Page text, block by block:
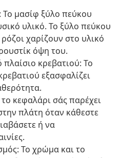
μασίφ ξύλο πεύκου
υλικό. Το ξύλο πεύκου
ρόζοι χαρίζουν στο υλικό
όψη του.
κρεβατιού: Το
εξασφαλίζει
κεφαλάρι σάς παρέχει
πλάτη όταν κάθεστε
ή να
Το χρώμα και το